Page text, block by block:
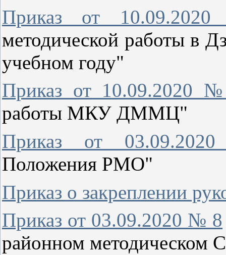
Приказ от
методической работы в
учебном году"
Приказ от 10.09.2020
работы МКУ ДММЦ"
Приказ от
Положения РМО"
Приказ о закреплении
Приказ от 03.09.2020 № 8
районном методическом